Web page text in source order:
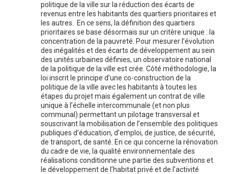
politique de la ville sur la réduction des écarts de
revenus entre les habitants des quartiers prioritaires et
les autres. En ce sens, la définition des quartiers
prioritaires se base désormais sur un critère unique : la
concentration de la pauvreté. Pour mesurer l’évolution
des inégalités et des écarts de développement au sein
des unités urbaines définies, un observatoire national
de la politique de la ville est crée. Côté méthodologie, la
loi inscrit le principe d’une co-construction de la
politique de la ville avec les habitants à toutes les
étapes du projet mais également un contrat de ville
unique à l’échelle intercommunale (et non plus
communal) permettant un pilotage transversal et
souscrivant la mobilisation de l’ensemble des politiques
publiques d’éducation, d’emploi, de justice, de sécurité,
de transport, de santé. En ce qui concerne la rénovation
du cadre de vie, la qualité environnementale des
réalisations conditionne une partie des subventions et
le développement de l’habitat privé et de l’activité